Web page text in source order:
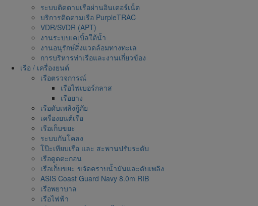
ระบบติดตามเรือผ่านอินเตอร์เน็ต
บริการติดตามเรือ PurpleTRAC
VDR/SVDR (APT)
งานระบบเคเบิ้ลใต้น้ำ
งานอนุรักษ์สิ่งแวดล้อมทางทะเล
การบริหารท่าเรือและงานเกี่ยวข้อง
เรือ / เครื่องยนต์
เรือตรวจการณ์
เรือไฟเบอร์กลาส
เรือยาง
เรือดับเพลิงกู้ภัย
เครื่องยนต์เรือ
เรือเก็บขยะ
ระบบกันโคลง
โป๊ะเทียบเรือ และ สะพานปรับระดับ
เรือดูดตะกอน
เรือเก็บขยะ ขจัดคราบน้ำมันและดับเพลิง
ASIS Coast Guard Navy 8.0m RIB
เรือพยาบาล
เรือไฟฟ้า